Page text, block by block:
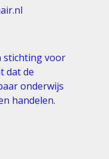
stichting voor
dat de
onderwijs
handelen.